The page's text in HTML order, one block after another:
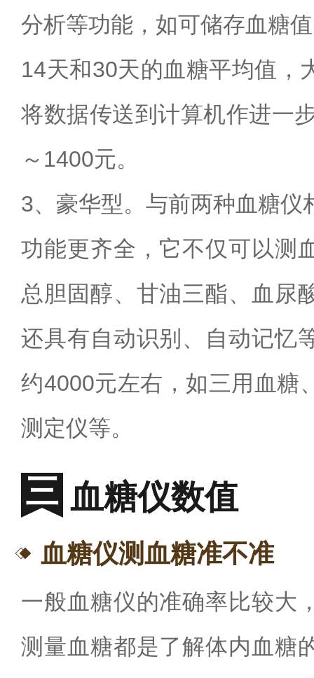
分析等功能，如可储存血糖
14天和30天的血糖平均值，
将数据传送到计算机作进一
～ 1400元。
3、豪华型。与前两种血糖仪
功能更齐全，它不仅可以测
总胆固醇、甘油三酯、血尿
还具有自动识别、自动记忆
约4000元左右，如三用血糖
测定仪等。
血糖仪数值
血糖仪测血糖准不准
一般血糖仪的准确率比较大
测量血糖都是了解体内血糖